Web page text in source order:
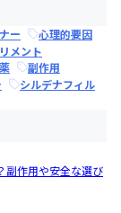
ー
心理的要因
メント
副作用
シルデナフィル
副作用や安全な選び